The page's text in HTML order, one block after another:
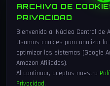
ARCHIVO DE
PRIVACIDAD
Bienvenido al Núcleo Central de
Usamos cookies para analizar
optimizar los sistemas (Google
Amazon Afiliados).
Al continuar, aceptas nuestra
Privacidad.